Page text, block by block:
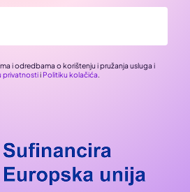
i odredbama o korištenju i pružanja usluga i
privatnostii Politiku kolačića.